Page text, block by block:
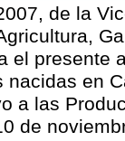
de la
el presente
en
a las
de